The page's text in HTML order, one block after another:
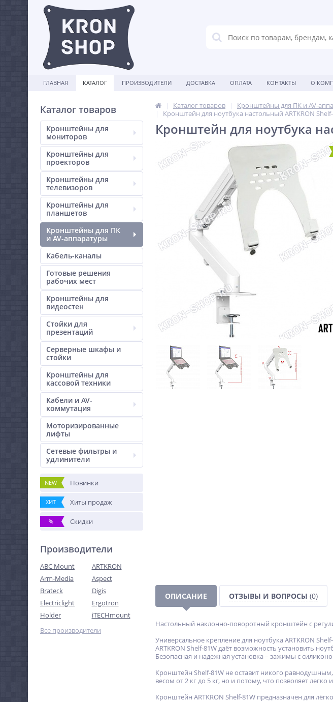
ГЛАВНАЯ КАТАЛОГ ПРОИЗВОДИТЕЛИ ДОСТАВКА ОПЛАТА КОНТАКТЫ О
Каталог товаров
Кронштейны для
мониторов
Кронштейны для
проекторов
Кронштейны для
телевизоров
Кронштейны для
планшетов
Кронштейны для ПК
и AV-аппаратуры
Кабель-каналы
Готовые решения
рабочих мест
Кронштейны для
видеостен
Стойки для
презентаций
Серверные шкафы и
стойки
Кронштейны для
кассовой техники
Кабели и AV-
коммутация
Моторизированные
лифты
Сетевые фильтры и
удлинители
NEW Новинки
ХИТ Хиты продаж
% Скидки
Производители
ABC Mount
ARTKRON
Arm-Media
Aspect
Brateck
Digis
Electriclight
Ergotron
Holder
iTECHmount
Все производители
Каталог товаров Кронштейны для ПК и AV-
Кронштейн для ноутбука настольный ARTKRON
Кронштейн для ноутбука
ОПИСАНИЕ ОТЗЫВЫ И ВОПРОСЫ (0)
Настольный наклонно-поворотный кронштейн с
Универсальное крепление для ноутбука ARTKRON
ARTKRON Shelf-81W даёт возможность установить
Безопасная и надежная установка – зажимы с
Кронштейн Shelf-81W не оставит никого
весом от 2 кг до 5 кг, но и потому, что позволяет
Кронштейн ARTKRON Shelf-81W предназначен для